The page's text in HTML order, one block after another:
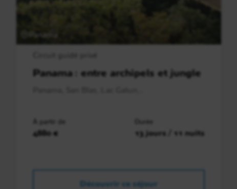
Panama
Panama : entre archipels et jungle
À partir de
4880 €
Durée
13 jours / 11 nuits
Découvrir ce séjour